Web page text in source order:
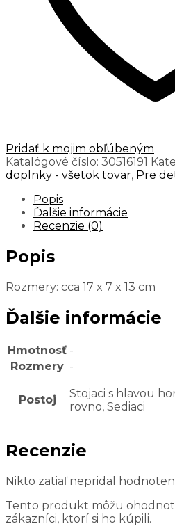
Pridať k mojim obľúbeným
Katalógové číslo: 30516191
doplnky - všetok tovar, Pre
Popis
Ďalšie informácie
Recenzie (0)
Popis
Rozmery: cca 17 x 7 x 13 cm
Ďalšie informácie
Hmotnosť -
Rozmery -
Postoj
Stojaci s hlavou
rovno, Sediaci
Recenzie
Nikto zatiaľ nepridal
Tento produkt môžu
zákazníci, ktorí si ho kúpili.